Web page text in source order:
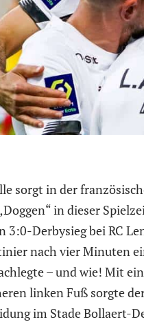
sorgt in der
in dieser
3:0-Derbysieg bei RC
nach vier Minuten
– und wie! Mit
linken Fuß sorgte
im Stade Bollaert-